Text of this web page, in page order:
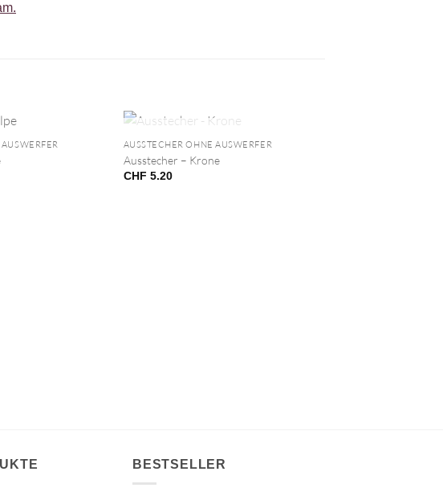
NICHT VORRÄTIG
AUSSTECHER OHNE AUSWERFER
Ausstecher – Krone
CHF 5.20
BESTSELLER